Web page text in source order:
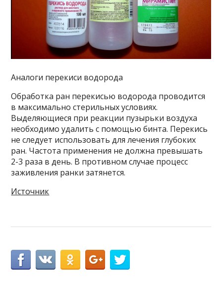
Аналоги перекиси водорода
Обработка ран перекисью водорода проводится
в максимально стерильных условиях.
Выделяющиеся при реакции пузырьки воздуха
необходимо удалить с помощью бинта. Перекись
не следует использовать для лечения глубоких
ран. Частота применения не должна превышать
2-3 раза в день. В противном случае процесс
заживления ранки затянется.
Источник